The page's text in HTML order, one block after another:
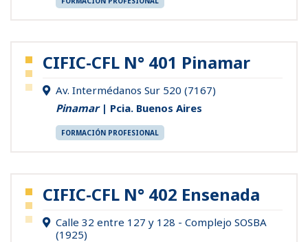
CIFIC-CFL N° 401 Pinamar
Av. Intermédanos Sur 520 (7167)
Pinamar| Pcia. Buenos Aires
FORMACIÓN PROFESIONAL
CIFIC-CFL N° 402 Ensenada
Calle 32 entre 127 y 128 - Complejo SOSBA
(1925)